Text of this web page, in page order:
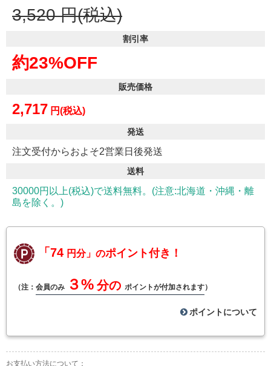
3,520 円(税込)
割引率
約23%OFF
販売価格
2,717 円(税込)
発送
注文受付からおよそ2営業日後発送
送料
30000円以上(税込)で送料無料。(注意:北海道・沖縄・離
島を除く。)
「74 円分」のポイント付き！
（注： 会員のみ ３% 分の ポイントが付加されます）
ポイントについて
お支払い方法について：